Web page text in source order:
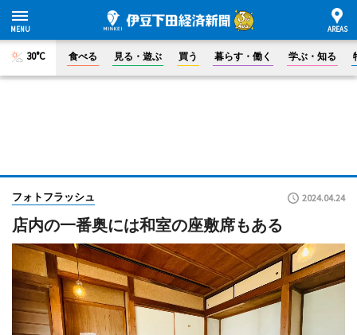
30°C 食べる 見る・遊ぶ 買う 暮らす・働く 学ぶ・知る
フォトフラッシュ 2024.04.24
店内の一番奥には和室の座敷席もある